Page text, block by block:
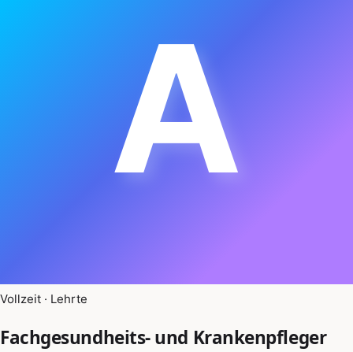
A
Vollzeit · Lehrte
Fachgesundheits- und Krankenpfleger